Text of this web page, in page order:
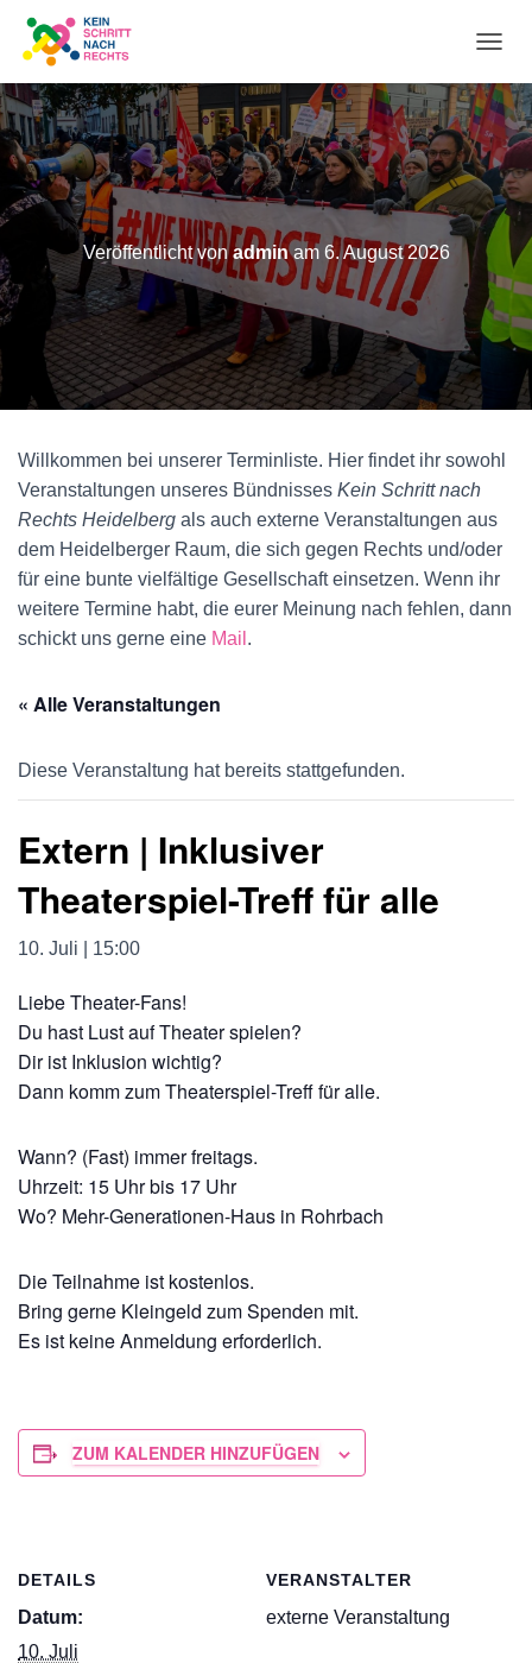
A
V
I
G
A
I
O
U
M
Veröffentlicht vonadminam 6. August 2026
Willkommen bei unserer Terminliste. Hier findet ihr sowohl
Veranstaltungen unseres Bündnisses Kein Schritt nach
Rechts Heidelberg als auch externe Veranstaltungen aus
dem Heidelberger Raum, die sich gegen Rechts und/oder
für eine bunte vielfältige Gesellschaft einsetzen. Wenn ihr
weitere Termine habt, die eurer Meinung nach fehlen, dann
schickt uns gerne eine Mail .
« Alle Veranstaltungen
Diese Veranstaltung hat bereits stattgefunden.
Extern | Inklusiver
Theaterspiel-Treff für alle
10. Juli | 15:00
Liebe Theater-Fans!
Du hast Lust auf Theater spielen?
Dir ist Inklusion wichtig?
Dann komm zum Theaterspiel-Treff für alle.
Wann? (Fast) immer freitags.
Uhrzeit: 15 Uhr bis 17 Uhr
Wo? Mehr-Generationen-Haus in Rohrbach
Die Teilnahme ist kostenlos.
Bring gerne Kleingeld zum Spenden mit.
Es ist keine Anmeldung erforderlich.
ZUM KALENDER HINZUFÜGEN
DETAILS
Datum:
10. Juli
VERANSTALTER
externe Veranstaltung